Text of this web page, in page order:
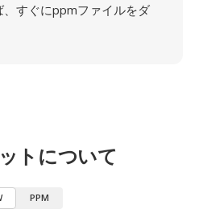
すぐにppmファイルをダ
トについて
PPM